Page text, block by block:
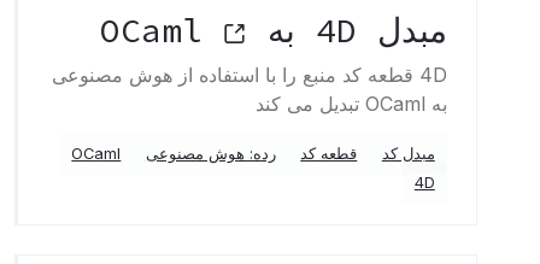
مبدل 4D به OCaml
4D قطعه کد منبع را با استفاده از هوش مصنوعی
به OCaml تبدیل می کند
مبدل کد قطعه کد رده: هوش مصنوعی
OCaml
4D